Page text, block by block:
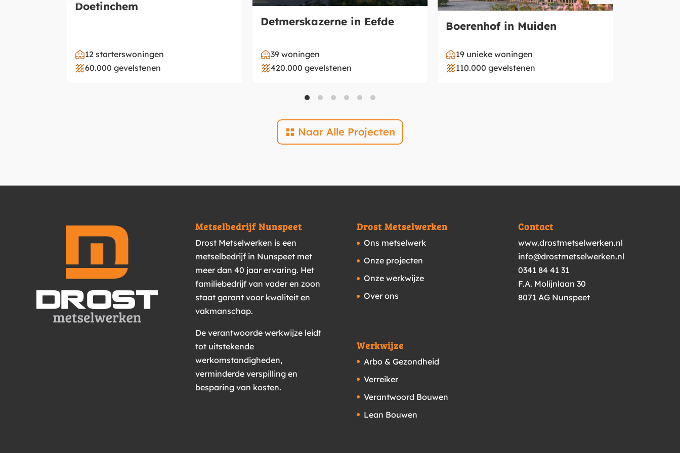
Doetinchem
12 starterswoningen
60.000 gevelstenen
Detmerskazerne in Eefde
39 woningen
420.000 gevelstenen
Boerenhof in Muiden
19 unieke woningen
110.000 gevelstenen
Naar Alle Projecten
Metselbedrijf Nunspeet
Drost Metselwerken is een
metselbedrijf in Nunspeet met
meer dan 40 jaar ervaring. Het
familiebedrijf van vader en zoon
staat garant voor kwaliteit en
vakmanschap.
De verantwoorde werkwijze leidt
tot uitstekende
werkomstandigheden,
verminderde verspilling en
besparing van kosten.
Drost Metselwerken
Ons metselwerk
Onze projecten
Onze werkwijze
Over ons
Werkwijze
Arbo & Gezondheid
Verreiker
Verantwoord Bouwen
Lean Bouwen
Contact
www.drostmetselwerken.nl
info@drostmetselwerken.nl
0341 84 41 31
F.A. Molijnlaan 30
8071 AG Nunspeet